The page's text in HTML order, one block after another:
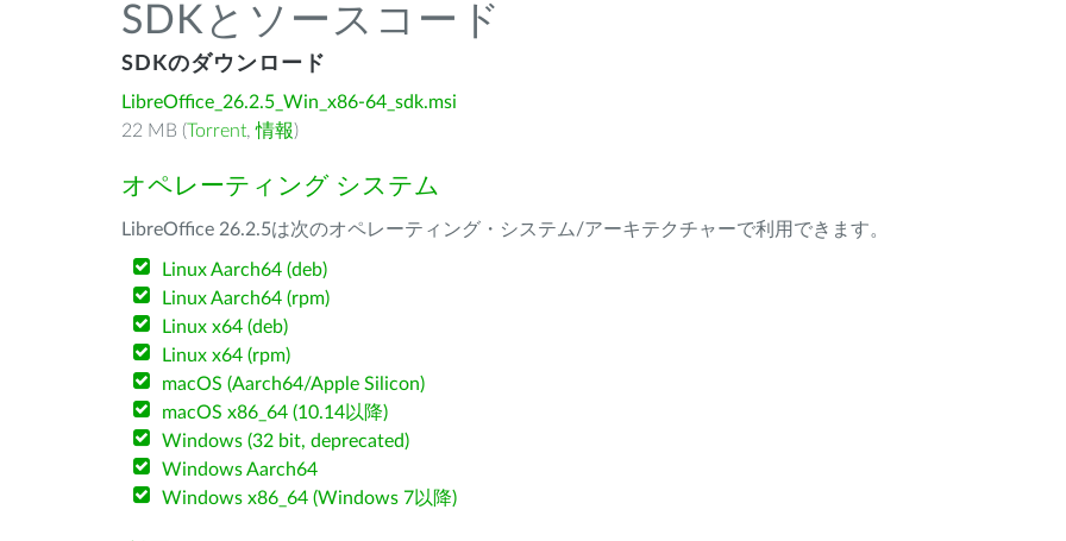
SDKとソースコード
SDKのダウンロード
LibreOffice_26.2.5_Win_x86-64_sdk.msi
22 MB (Torrent,情報)
オペレーティング システム
LibreOffice 26.2.5は次のオペレーティング・システム/アーキテクチャーで利用できます。
Linux Aarch64 (deb)
Linux Aarch64 (rpm)
Linux x64 (deb)
Linux x64 (rpm)
macOS (Aarch64/Apple Silicon)
macOS x86_64 (10.14以降)
Windows (32 bit, deprecated)
Windows Aarch64
Windows x86_64 (Windows 7以降)